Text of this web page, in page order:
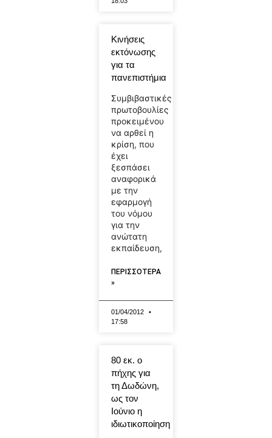
Κινήσεις
εκτόνωσης
για τα
πανεπιστήμια
Συμβιβαστικές
πρωτοβουλίες
προκειμένου
να αρθεί η
κρίση, που
έχει
ξεσπάσει
αναφορικά
με την
εφαρμογή
του νόμου
για την
ανώτατη
εκπαίδευση,
ΠΕΡΙΣΣΟΤΕΡΑ
»
01/04/2012
17:58
80 εκ. ο
πήχης για
τη Δωδώνη,
ως τον
Ιούνιο η
ιδιωτικοποίηση